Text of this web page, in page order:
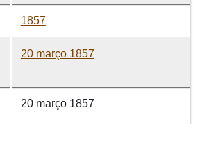
1857
20 março 1857
20 março 1857